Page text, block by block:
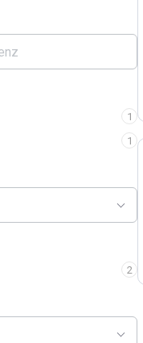
1
1
2